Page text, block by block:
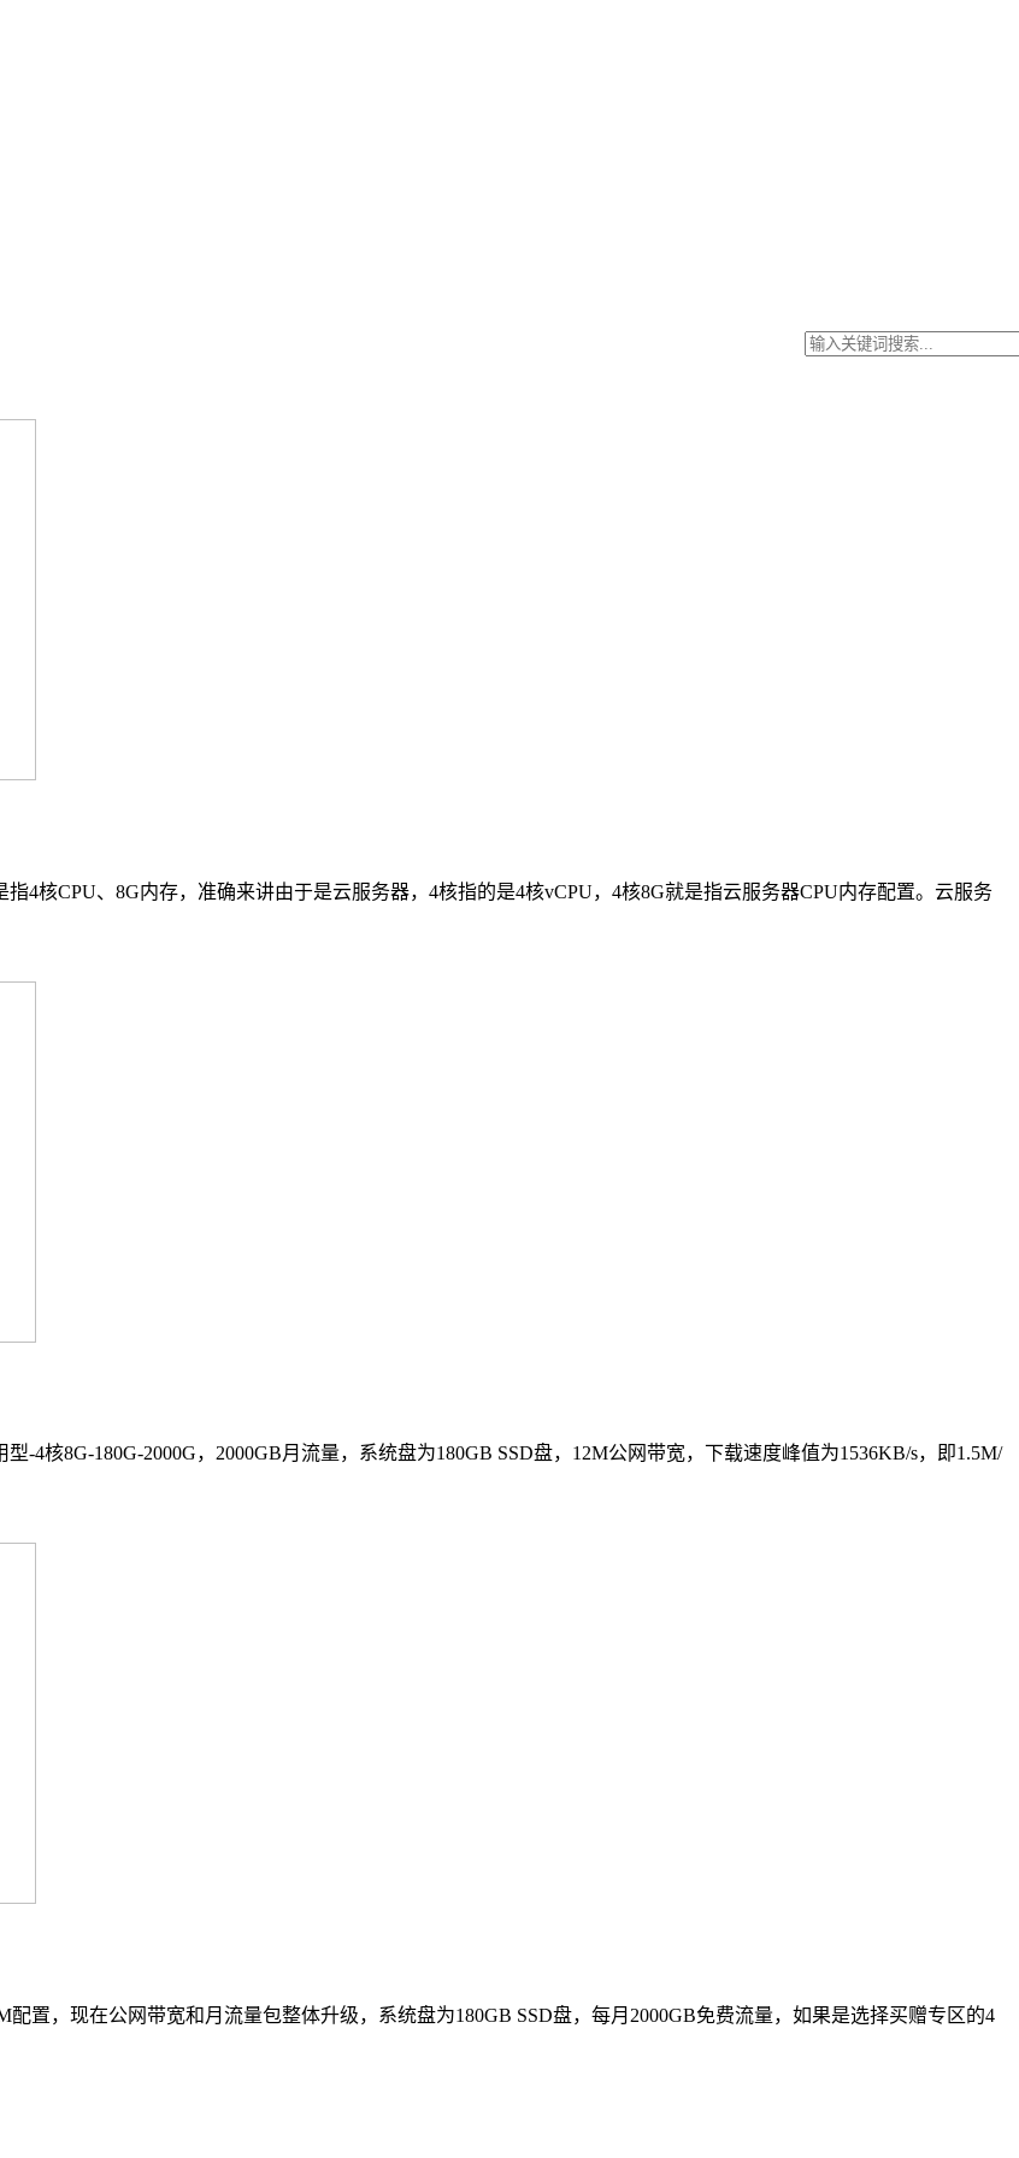
4核CPU、8G内存，准确来讲由于是云服务器，4核指的是4核vCPU，4核8G就是指云服务器CPU内存配置。云服务
-4核8G-180G-2000G，2000GB月流量，系统盘为180GB SSD盘，12M公网带宽，下载速度峰值为1536KB/s，即1.5M/
置，现在公网带宽和月流量包整体升级，系统盘为180GB SSD盘，每月2000GB免费流量，如果是选择买赠专区的4